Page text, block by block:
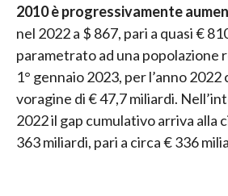
2010 è progressivamente
nel 2022 a $ 867, pari a quasi €
parametrato ad una popolazione
1° gennaio 2023, per l’anno
voragine di € 47,7 miliardi.
2022 il gap cumulativo arriva alla
363 miliardi, pari a circa € 336